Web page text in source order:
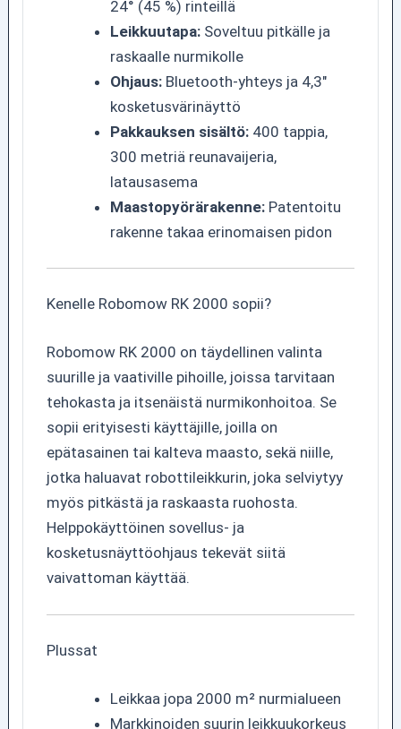
24° (45 %) rinteillä
Leikkuutapa:Soveltuu pitkälle ja
raskaalle nurmikolle
Ohjaus:Bluetooth-yhteys ja 4,3″
kosketusvärinäyttö
Pakkauksen sisältö:400 tappia,
300 metriä reunavaijeria,
latausasema
Maastopyörärakenne:Patentoitu
rakenne takaa erinomaisen pidon
Kenelle Robomow RK 2000 sopii?
Robomow RK 2000 on täydellinen valinta
suurille ja vaativille pihoille, joissa tarvitaan
tehokasta ja itsenäistä nurmikonhoitoa. Se
sopii erityisesti käyttäjille, joilla on
epätasainen tai kalteva maasto, sekä niille,
jotka haluavat robottileikkurin, joka selviytyy
myös pitkästä ja raskaasta ruohosta.
Helppokäyttöinen sovellus- ja
kosketusnäyttöohjaus tekevät siitä
vaivattoman käyttää.
Plussat
Leikkaa jopa 2000 m² nurmialueen
Markkinoiden suurin leikkuukorkeus